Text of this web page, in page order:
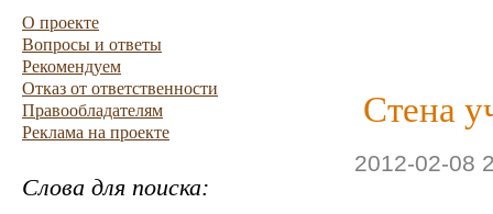
О проекте
Вопросы и ответы
Рекомендуем
Отказ от ответственности
Правообладателям
Реклама на проекте
Слова для поиска:
Стена
2012-02-08